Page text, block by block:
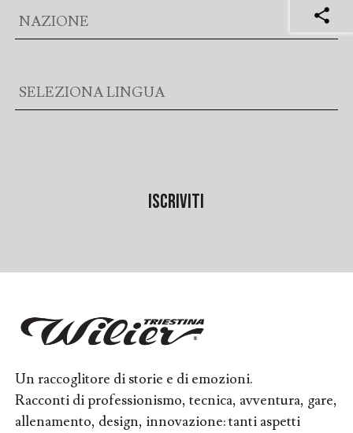
share
Un raccoglitore di storie e di emozioni.
Racconti di professionismo, tecnica, avventura, gare,
allenamento, design, innovazione: tanti aspetti